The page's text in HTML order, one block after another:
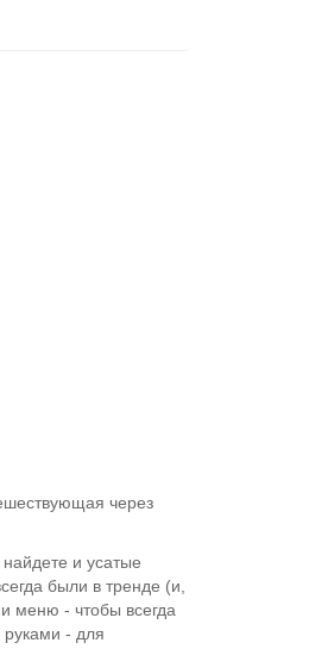
через
и усатые
были в тренде (и,
меню - чтобы всегда
руками - для